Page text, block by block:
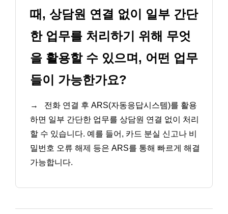
때, 상담원 연결 없이 일부 간단
한 업무를 처리하기 위해 무엇
을 활용할 수 있으며, 어떤 업무
들이 가능한가요?
→
전화 연결 후 ARS(자동응답시스템)를 활용
하면 일부 간단한 업무를 상담원 연결 없이 처리
할 수 있습니다. 예를 들어, 카드 분실 신고나 비
밀번호 오류 해제 등은 ARS를 통해 빠르게 해결
가능합니다.